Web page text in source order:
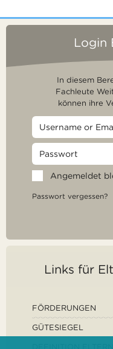
Login
In diesem
Fachleute
können ihre
Angemeldet
Passwort vergessen?
Links für
FÖRDERUNGEN
GÜTESIEGEL